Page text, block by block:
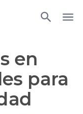
en
para